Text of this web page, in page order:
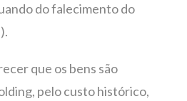
do falecimento do
que os bens são
pelo custo histórico,